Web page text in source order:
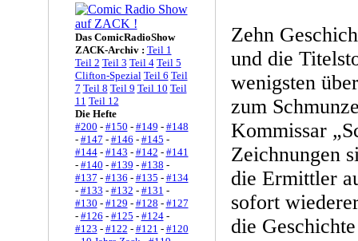
Das ComicRadioShow
ZACK-Archiv : Teil 1
Teil 2 Teil 3 Teil 4 Teil 5
Clifton-Spezial Teil 6 Teil
7 Teil 8 Teil 9 Teil 10 Teil
11 Teil 12
Die Hefte
#200 - #150 - #149 - #148
- #147 - #146 - #145 -
#144- #143 - #142 - #141
- #140 - #139 - #138 -
#137 - #136 - #135 - #134
- #133 - #132 - #131 -
#130 - #129 - #128 - #127
- #126 - #125 - #124-
#123 - #122 - #121 - #120
Zehn
und die
wenigsten
zum
Kommissar
Zeichnungen
die Ermittler
sofort
die